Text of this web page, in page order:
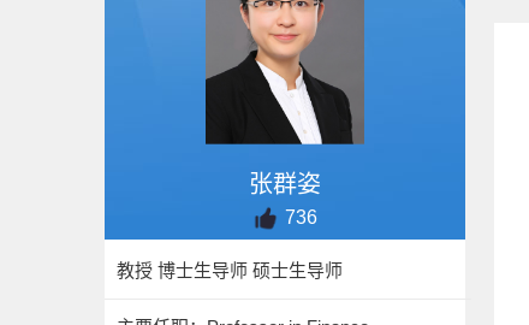
张群姿
736
教授 博士生导师 硕士生导师